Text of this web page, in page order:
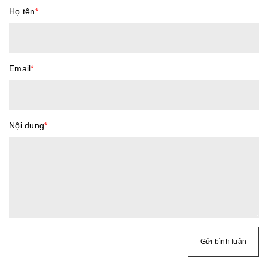
Họ tên*
Email*
Nội dung*
Gửi bình luận